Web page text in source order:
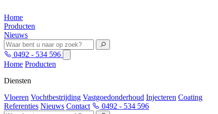
Home
Producten
Nieuws
0492 - 534 596
Home Producten
Diensten
Vloeren Vochtbestrijding Vastgoedonderhoud Injecteren Coating
Referenties Nieuws Contact 0492 - 534 596